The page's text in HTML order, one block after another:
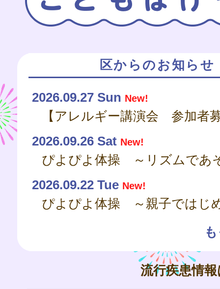
区からのお知らせ
2026.09.27 Sun New!
2026.09.26 Sat New!
ぴよぴよ体操 ～リズムであ
2026.09.22 Tue New!
流行疾患情